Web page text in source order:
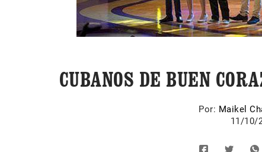
CUBANOS DE BUEN
Por: Maikel
11/10/